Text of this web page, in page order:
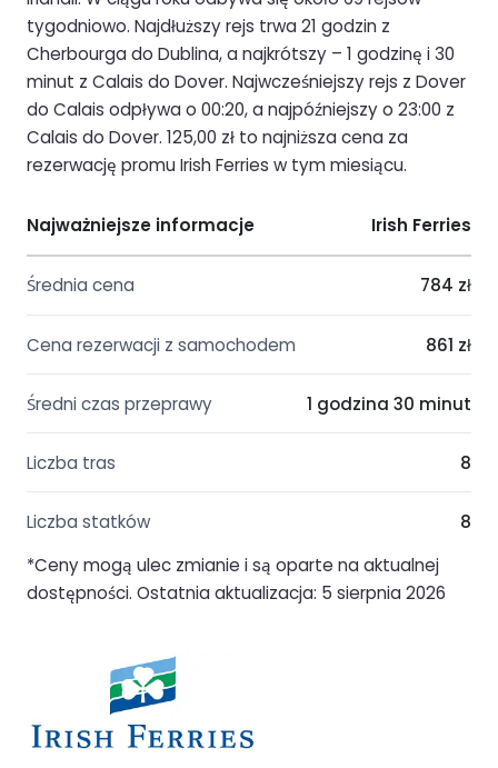
tygodniowo. Najdłuższy rejs trwa 21 godzin z
Cherbourga do Dublina, a najkrótszy – 1 godzinę i 30
minut z Calais do Dover. Najwcześniejszy rejs z Dover
do Calais odpływa o 00:20, a najpóźniejszy o 23:00 z
Calais do Dover. 125,00 zł to najniższa cena za
rezerwację promu Irish Ferries w tym miesiącu.
Najważniejsze informacje Irish Ferries
Średnia cena 784 zł
Cena rezerwacji z samochodem 861 zł
Średni czas przeprawy 1 godzina 30 minut
Liczba tras 8
Liczba statków
8
*Ceny mogą ulec zmianie i są oparte na aktualnej
dostępności. Ostatnia aktualizacja: 5 sierpnia 2026